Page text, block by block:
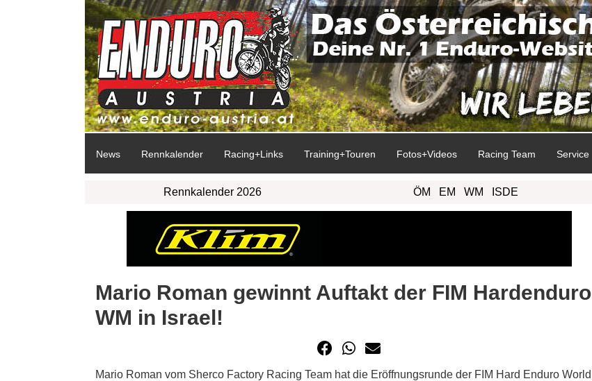
News Rennkalender Racing+Links Training+Touren Fotos+Videos Racing Team Service
Rennkalender 2026 ÖM EM WM ISDE
Mario Roman gewinnt Auftakt der FIM Hardenduro
WM in Israel!
Mario Roman vom Sherco Factory Racing Team hat die Eröffnungsrunde der FIM Hard Enduro World